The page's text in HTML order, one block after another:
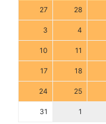
27 28
3 4
10 11
17 18
24 25
31 1